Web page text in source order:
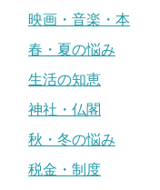
映画・音楽・本
春・夏の悩み
生活の知恵
神社・仏閣
秋・冬の悩み
税金・制度